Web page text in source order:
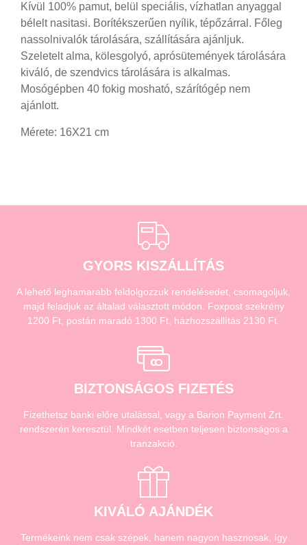
Kívül 100% pamut, belül speciális, vízhatlan anyaggal
bélelt nasitasi. Borítékszerűen nyílik, tépőzárral. Főleg
nassolnivalók tárolására, szállítására ajánljuk.
Szeletelt alma, kölesgolyó, aprósütemények tárolására
kiváló, de szendvics tárolására is alkalmas.
Mosógépben 40 fokig mosható, szárítógép nem
ajánlott.
Mérete: 16X21 cm
GYORS KISZÁLLÍTÁS
A lehető leghamarabb feldolgozzuk rendelésedet, csomagoljuk,
majd feladjuk az általad választott módon. Foxpost szekrény
1200 Ft, postán maradó 1300 Ft, házhozszállítás 2130 Ft.
BIZTONSÁGOS FIZETÉS
Fizethetsz banki előre utalással, vagy a Barion Payment Zrt.
rendszerén keresztül. Mindkét esetben teljesen biztonságos a
tranzakció.
KIVÁLÓ AJÁNDÉK
Termékeink nem csak szépek, hanem nagyon hasznosak, így